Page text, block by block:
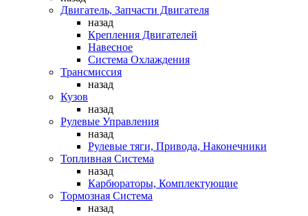
Двигатель, Запчасти Двигателя
назад
Крепления Двигателей
Навесное
Система Охлаждения
Трансмиссия
назад
Кузов
назад
Рулевые Управления
назад
Рулевые тяги, Привода, Наконечники
Топливная Система
назад
Карбюраторы, Комплектующие
Тормозная Система
назад